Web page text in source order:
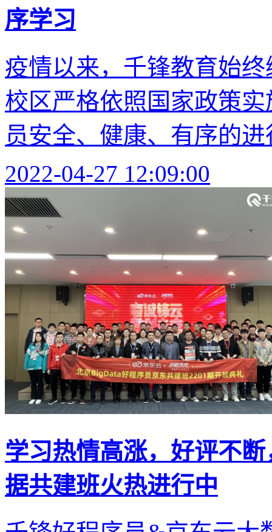
序学习
疫情以来，千锋教育始
校区严格依照国家政策
员安全、健康、有序的
2022-04-27 12:09:00
学习热情高涨，好评不
据共建班火热进行中